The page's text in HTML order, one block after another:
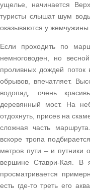
ущелье, начинается
туристы слышат шум
оказываются у жемчужины
Если проходить по
немноговоден, но
проливных дождей
обрывов, впечатляет.
водопад, очень
деревянный мост. На
отдохнуть, присев на
сложная часть
вскоре тропа
метров пути – и путники
вершине Ставри-Кая. В
просматривается
есть где-то треть его